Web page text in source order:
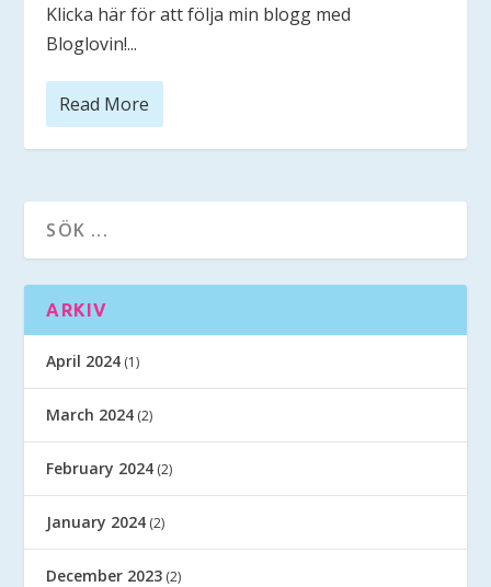
Klicka här för att följa min blogg med
Bloglovin!...
Read More
ARKIV
April 2024 (1)
March 2024 (2)
February 2024 (2)
January 2024 (2)
December 2023 (2)